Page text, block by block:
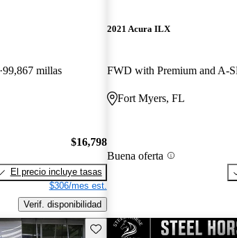
99,867 millas
$16,798
El precio incluye tasas
$306/mes est.
Verif. disponibilidad
2021 Acura ILX
Fort Myers, FL
Buena oferta
Guarda este Aviso